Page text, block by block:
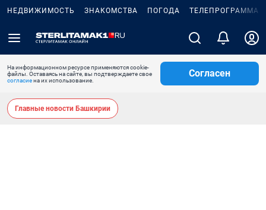
НЕДВИЖИМОСТЬ ЗНАКОМСТВА ПОГОДА ТЕЛЕПРОГРАММА
На информационном ресурсе применяются cookie-
файлы. Оставаясь на сайте, вы подтверждаете свое
согласиена их использование.
Согласен
Главные новости Башкирии